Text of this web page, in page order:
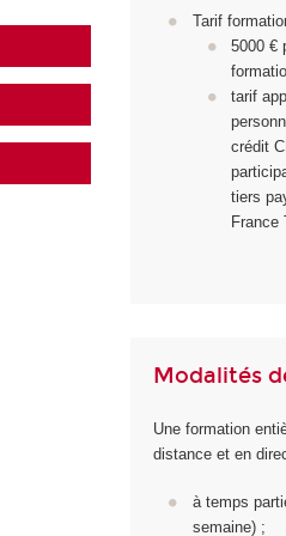
Tarif
5000 €
tarif
crédit
tiers
France
Modalités
Une formation
distance et en
à temps
semaine) ;